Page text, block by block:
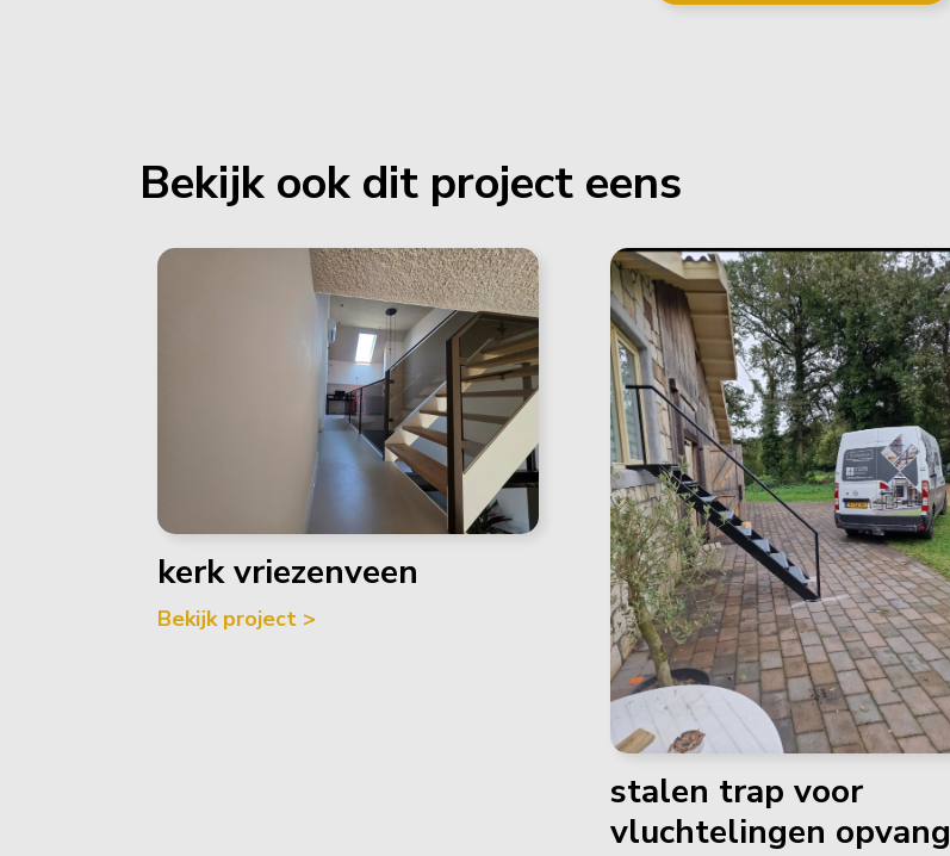
Bekijk ook dit project eens
kerk vriezenveen
Bekijk project >
stalen trap voor
vluchtelingen opvang